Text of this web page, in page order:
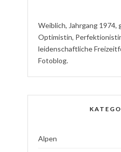
Weiblich, Jahrgang 1974,
Optimistin, P
leidenschaftliche
Fotoblog.
Alpen